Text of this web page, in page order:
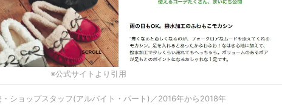
※公式サイトより引用
ショップスタッフ(アルバイト・パート)／2016年から2018年